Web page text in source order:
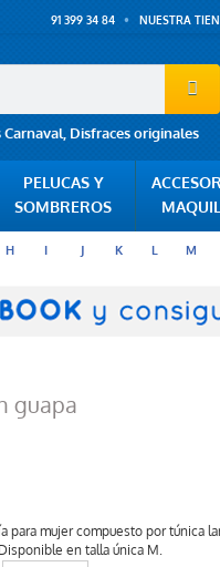
91 399 34 84 NUESTRA
Carnaval, Disfraces originales
PELUCAS Y
SOMBREROS
H I J K L M
guapa
para mujer compuesto por túnica
en talla única M.